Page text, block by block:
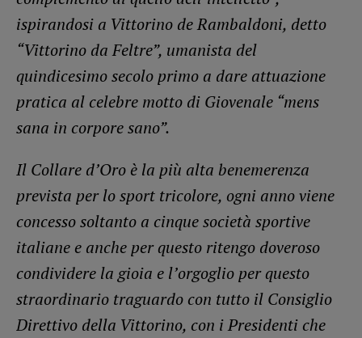
ispirandosi a Vittorino de Rambaldoni, detto
“Vittorino da Feltre”, umanista del
quindicesimo secolo primo a dare attuazione
pratica al celebre motto di Giovenale “mens
sana in corpore sano”.
Il Collare d’Oro è la più alta benemerenza
prevista per lo sport tricolore, ogni anno viene
concesso soltanto a cinque società sportive
italiane e anche per questo ritengo doveroso
condividere la gioia e l’orgoglio per questo
straordinario traguardo con tutto il Consiglio
Direttivo della Vittorino, con i Presidenti che